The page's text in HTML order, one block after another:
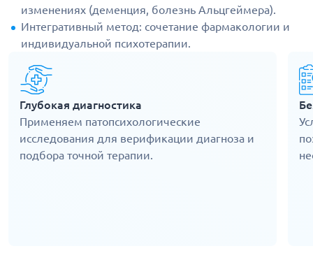
изменениях (деменция, болезнь Альцгеймера).
Интегративный метод: сочетание фармакологии и
индивидуальной психотерапии.
Глубокая диагностика
Применяем патопсихологические
исследования для верификации диагноза и
подбора точной терапии.